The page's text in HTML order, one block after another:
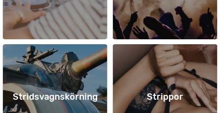
Stridsvagnskörning Strippor